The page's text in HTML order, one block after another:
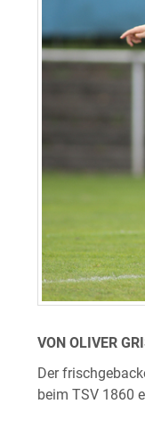
VON OLIVER
Der
beim TSV 1860